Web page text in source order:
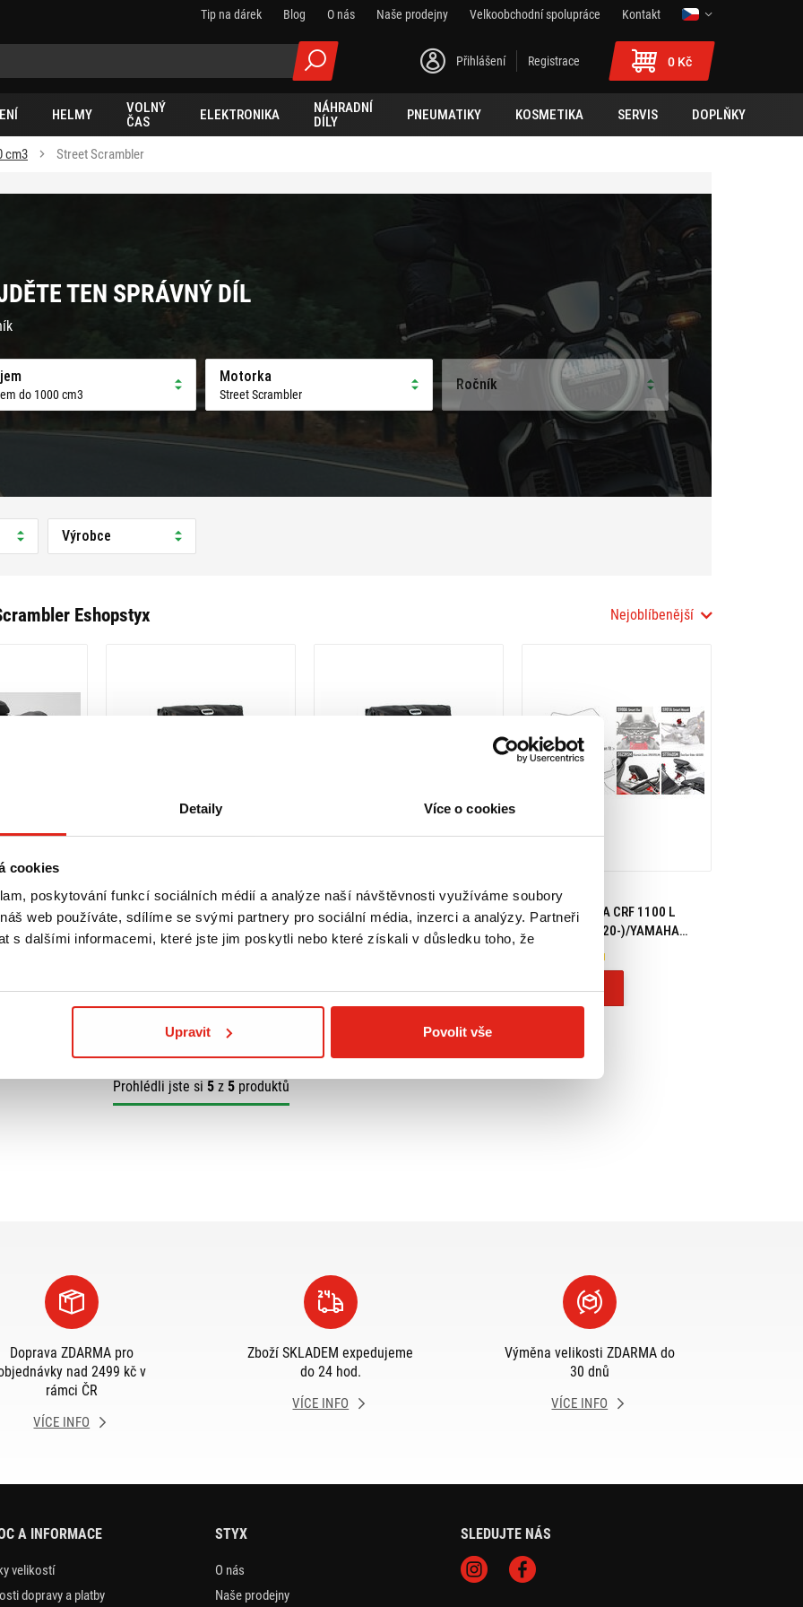
Detaily Více o cookies
cookies
poskytování funkcí sociálních médií a analýze naší návštěvnosti využíváme soubory
web používáte, sdílíme se svými partnery pro sociální média, inzerci a analýzy. Partneři
s dalšími informacemi, které jste jim poskytli nebo které získali v důsledku toho, že
Upravit Povolit vše
Tip na dárek Blog O nás Naše prodejny Velkoobchodní spolupráce Kontakt
Přihlášení Registrace 0 Kč
HELMY
VOLNÝ
ČAS
ELEKTRONIKA
NÁHRADNÍ
DÍLY
PNEUMATIKY KOSMETIKA SERVIS DOPLŇKY
cm3 Street Scrambler
TEN SPRÁVNÝ DÍL
do 1000 cm3
Motorka
Street Scrambler
Ročník
Výrobce
Eshopstyx Nejoblíbenější
GEAR LC
TRIUMPH
5 789 Kč s DPH
SW MOTECH LEGEND GEAR LC
SADA BOČNÍCH TAŠEK TRIUMPH
STREET SCRAMBLER (18-)
Koupit
5 789 Kč s DPH
SW MOTECH LEGEND GEAR LC
ČERNÁ SADA BOČNÍCH TAŠEK
Koupit
219 Kč
GIVI KIT HONDA CRF 1100 L
AFRICA TWIN (20-)/YAMAHA
TÉNÉRÉ 700 (21) 05SKIT
Na objednávku
Koupit
Prohlédli jste si 5z 5produktů
Doprava ZDARMA pro
nad 2499 kč v
rámci ČR
VÍCE INFO
Zboží SKLADEM expedujeme
do 24 hod.
VÍCE INFO
Výměna velikosti ZDARMA do
30 dnů
VÍCE INFO
A INFORMACE
velikostí
dopravy a platby
STYX
O nás
Naše prodejny
SLEDUJTE NÁS